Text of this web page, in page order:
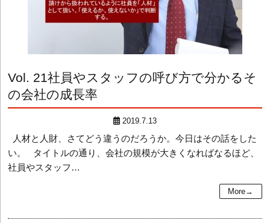
Vol. 21社員やスタッフの呼び方で分かるそ
の会社の成長率
2019.7.13
人材と人財、さてどう違うのだろうか。今日はその話をした
い。 タイトルの通り、会社の規模が大きくなればなるほど、
社員やスタッフ…
More→